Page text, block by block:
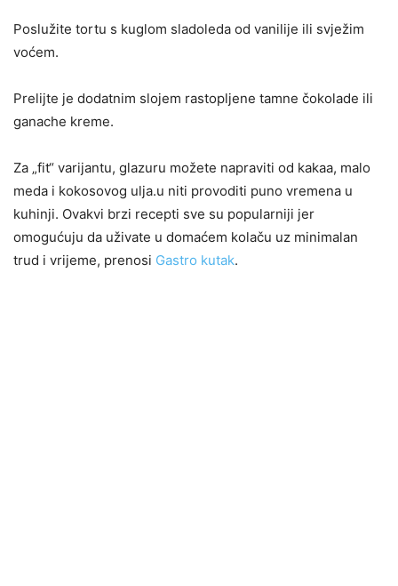
Poslužite tortu s kuglom sladoleda od vanilije ili svježim
voćem.
Prelijte je dodatnim slojem rastopljene tamne čokolade ili
ganache kreme.
Za „fit“ varijantu, glazuru možete napraviti od kakaa, malo
meda i kokosovog ulja.u niti provoditi puno vremena u
kuhinji. Ovakvi brzi recepti sve su popularniji jer
omogućuju da uživate u domaćem kolaču uz minimalan
trud i vrijeme, prenosi Gastro kutak.